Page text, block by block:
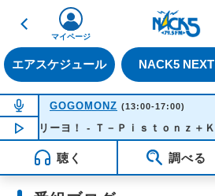
戻る
エアスケジュール NACK5 NEXT
マイページ
NOW ON AIR
GOGOMONZ (13:00-17:00)
NOW PLAYING13:26
がリーヨ！ - Ｔ－Ｐｉｓｔｏｎｚ＋ＫＭＣ
聴く 調べる